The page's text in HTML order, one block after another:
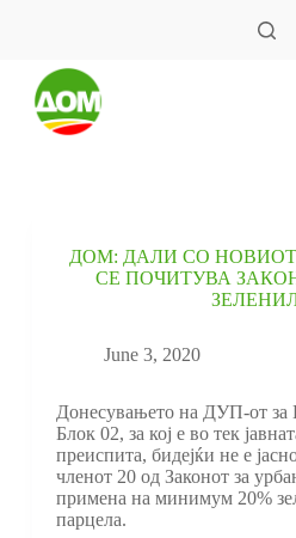
ДОМ: ДАЛИ СО
СЕ ПОЧИТУВА
June 3, 2020
Донесувањето на ДУП-от за
Блок 02, за кој е во тек
преиспита, бидејќи не е
членот 20 од Законот за
примена на минимум 20%
парцела.